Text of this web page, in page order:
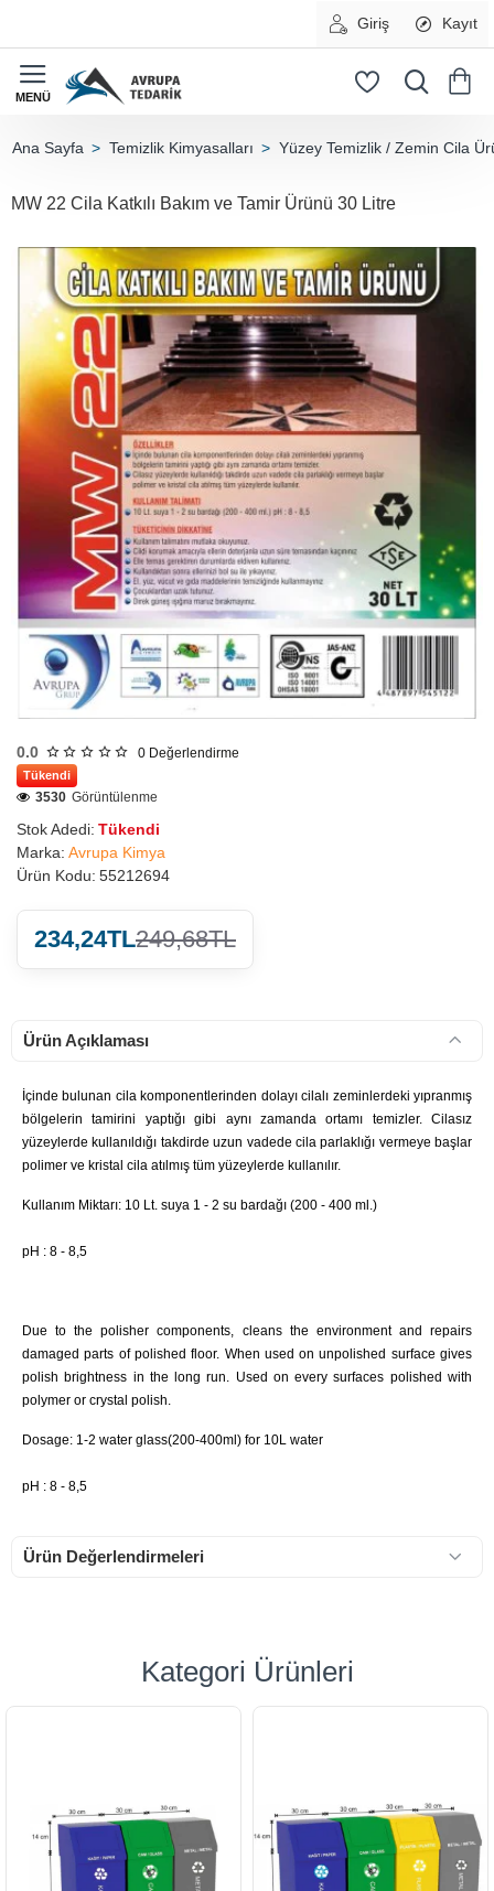
Giriş Kayıt
Temizlik Kimyasalları Yüzey Temizlik / Zemin Cila
MW 22 Cila Katkılı Bakım ve Tamir Ürünü 30 Litre
0.0 0 Değerlendirme
Tükendi
Stok Adedi: Tükendi
Marka: Avrupa Kimya
Ürün Kodu: 55212694
3530 Görüntülenme
234,24TL249,68TL
Ürün Açıklaması
İçinde bulunan cila komponentlerinden dolayı cilalı zeminlerdeki yıpranmış
bölgelerin tamirini yaptığı gibi aynı zamanda ortamı temizler. Cilasız
yüzeylerde kullanıldığı takdirde uzun vadede cila parlaklığı vermeye başlar
polimer ve kristal cila atılmış tüm yüzeylerde kullanılır.
Kullanım Miktarı: 10 Lt. suya 1 - 2 su bardağı (200 - 400 ml.)
pH : 8 - 8,5
Due to the polisher components, cleans the environment and repairs
damaged parts of polished floor. When used on unpolished surface gives
polish brightness in the long run. Used on every surfaces polished with
polymer or crystal polish.
Dosage: 1-2 water glass(200-400ml) for 10L water
pH : 8 - 8,5
Ürün Değerlendirmeleri
Kategori Ürünleri